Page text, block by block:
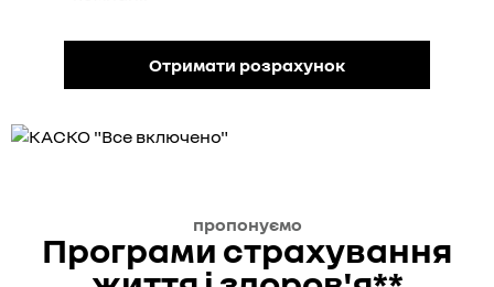
Отримати розрахунок
пропонуємо
Програми страхування